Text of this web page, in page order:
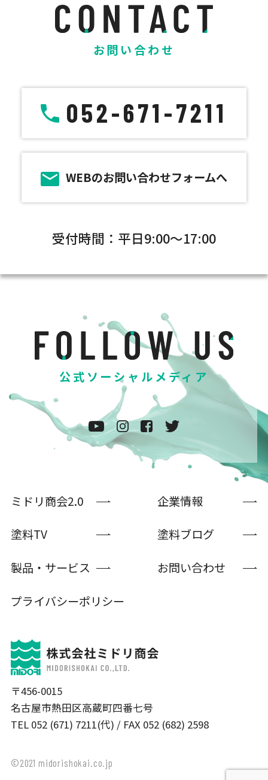
お問い合わせ
052-671-7211
WEBのお問い合わせフォームへ
受付時間：平日9:00～17:00
公式ソーシャルメディア
〒456-0015
名古屋市熱田区高蔵町四番七号
TEL 052 (671) 7211(代) / FAX 052 (682) 2598
ミドリ商会2.0
企業情報
塗料TV
塗料ブログ
製品・サービス
お問い合わせ
プライバシーポリシー
©2021 midorishokai.co.jp